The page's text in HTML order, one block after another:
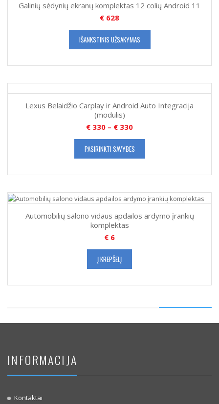
Galinių sėdynių ekranų komplektas 12 colių Android 11
€ 628
IŠANKSTINIS UŽSAKYMAS
Lexus Belaidžio Carplay ir Android Auto Integracija
(modulis)
€ 330 – € 330
PASIRINKTI SAVYBES
Automobilių salono vidaus apdailos ardymo įrankių
komplektas
€ 6
Į KREPŠELĮ
INFORMACIJA
Kontaktai